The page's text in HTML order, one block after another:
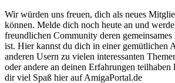
Wir würden uns freuen, dich als neues
können. Melde dich noch heute an und
freundlichen Community deren
ist. Hier kannst du dich in einer gemütlichen
anderen Usern zu vielen interessanten
oder andere an deinen Erfahrungen teilhaben
dir viel Spaß hier auf AmigaPortal.de